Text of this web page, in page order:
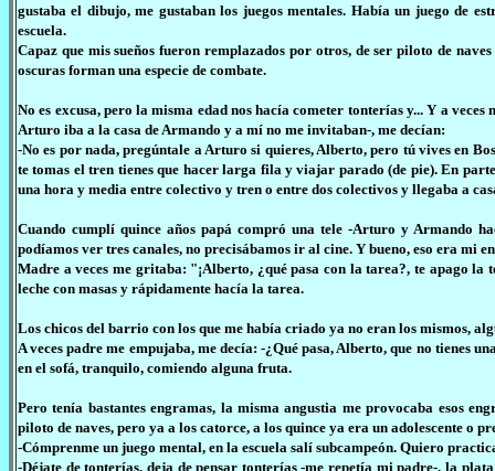
gustaba el dibujo, me gustaban los juegos mentales. Había un juego de
escuela.
Capaz que mis sueños fueron remplazados por otros, de ser piloto de
oscuras forman una especie de combate.
No es excusa, pero la misma edad nos hacía cometer tonterías y... Y a
Arturo iba a la casa de Armando y a mí no me invitaban-, me decían:
-No es por nada, pregúntale a Arturo si quieres, Alberto, pero tú vives en
te tomas el tren tienes que hacer larga fila y viajar parado (de pie). En
una hora y media entre colectivo y tren o entre dos colectivos y llegaba a
Cuando cumplí quince años papá compró una tele -Arturo y Armando
podíamos ver tres canales, no precisábamos ir al cine. Y bueno, eso era mi
Madre a veces me gritaba: "¡Alberto, ¿qué pasa con la tarea?, te apago
leche con masas y rápidamente hacía la tarea.
Los chicos del barrio con los que me había criado ya no eran los mismos,
A veces padre me empujaba, me decía: -¿Qué pasa, Alberto, que no tienes
en el sofá, tranquilo, comiendo alguna fruta.
Pero tenía bastantes engramas, la misma angustia me provocaba esos
piloto de naves, pero ya a los catorce, a los quince ya era un adolescente o
-Cómprenme un juego mental, en la escuela salí subcampeón. Quiero
-Déjate de tonterías, deja de pensar tonterías -me repetía mi padre-, la